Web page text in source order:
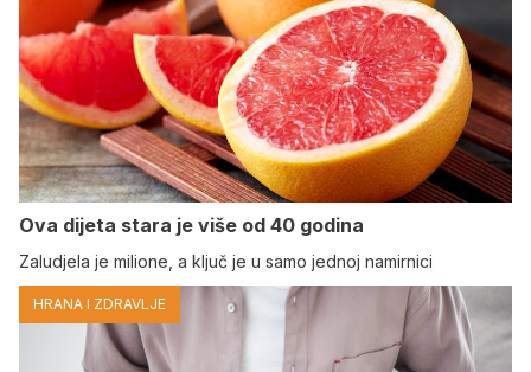
Ova dijeta stara je više od 40 godina
Zaludjela je milione, a ključ je u samo jednoj namirnici
HRANA I ZDRAVLJE